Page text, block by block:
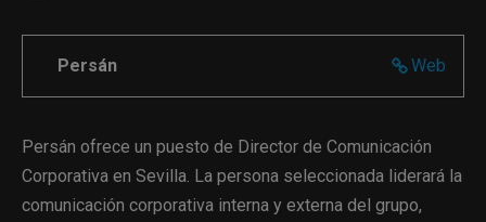
Web
Persán
Persán ofrece un puesto de Director de Comunicación
Corporativa en Sevilla. La persona seleccionada liderará la
comunicación corporativa interna y externa del grupo,